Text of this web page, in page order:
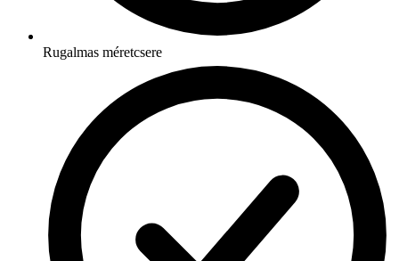
Rugalmas méretcsere